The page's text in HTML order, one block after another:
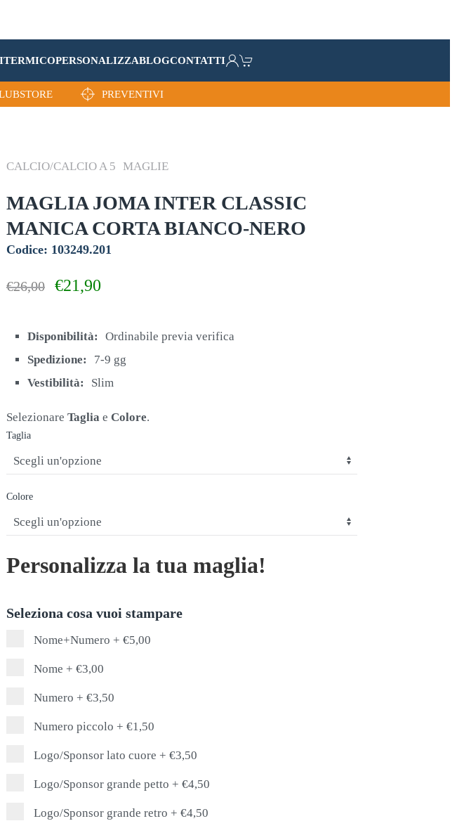
TERMICOPERSONALIZZABLOGCONTATTI
PREVENTIVI
CALCIO/CALCIO A 5 MAGLIE
MAGLIA JOMA INTER CLASSIC
MANICA CORTA BIANCO-NERO
Codice: 103249.201
€26,00
era:
€21,90
è:
Disponibilità:
Ordinabile previa verifica
Spedizione:
7-9 gg
Vestibilità:
Slim
Selezionare Taglia e Colore.
Taglia
Colore
Personalizza la tua maglia!
Seleziona cosa vuoi stampare
Nome+Numero + €5,00
Nome + €3,00
Numero + €3,50
Numero piccolo + €1,50
Logo/Sponsor lato cuore + €3,50
Logo/Sponsor grande petto + €4,50
Logo/Sponsor grande retro + €4,50